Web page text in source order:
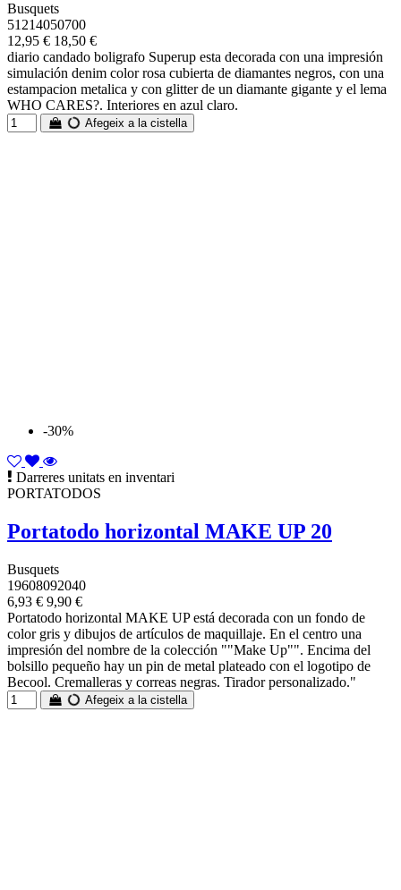
Busquets
51214050700
12,95 € 18,50 €
diario candado boligrafo Superup esta decorada con una impresión
simulación denim color rosa cubierta de diamantes negros, con una
estampacion metalica y con glitter de un diamante gigante y el lema
WHO CARES?. Interiores en azul claro.
Afegeix a la cistella
-30%
Darreres unitats en inventari
PORTATODOS
Portatodo horizontal MAKE UP 20
Busquets
19608092040
6,93 € 9,90 €
Portatodo horizontal MAKE UP está decorada con un fondo de
color gris y dibujos de artículos de maquillaje. En el centro una
impresión del nombre de la colección ""Make Up"". Encima del
bolsillo pequeño hay un pin de metal plateado con el logotipo de
Becool. Cremalleras y correas negras. Tirador personalizado."
Afegeix a la cistella